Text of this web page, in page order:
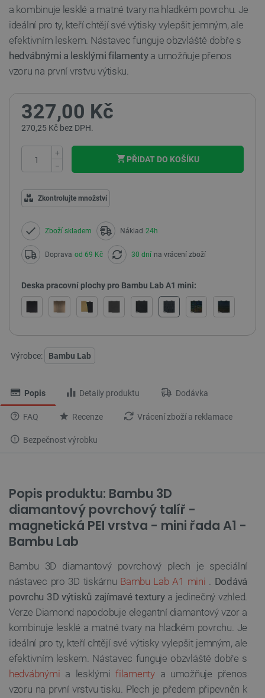
a kombinuje lesklé a matné tvary na hladkém povrchu. Je
ideální pro ty, kteří chtějí své výtisky vylepšit jemným, ale
efektivním leskem. Nástavec funguje obzvláště dobře s
hedvábnými a lesklými filamentya umožňuje přenos
vzoru na první vrstvu výtisku.
327,00 Kč
270,25 Kč bez DPH.
+
−
PŘIDAT DO KOŠÍKU
Zkontrolujte množství
Zboží skladem Náklad 24h
Doprava od 69 Kč 30 dní na vrácení zboží
Deska pracovní plochy pro Bambu Lab A1 mini:
Výrobce: Bambu Lab
Popis Detaily produktu Dodávka
FAQ Recenze Vrácení zboží a reklamace
Bezpečnost výrobku
Popis produktu: Bambu 3D
diamantový povrchový talíř -
magnetická PEI vrstva - mini řada A1 -
Bambu Lab
Bambu 3D diamantový povrchový plech je speciální
nástavec pro 3D tiskárnu Bambu Lab A1 mini . Dodává
povrchu 3D výtisků zajímavé texturya jedinečný vzhled.
Verze Diamond napodobuje elegantní diamantový vzor a
kombinuje lesklé a matné tvary na hladkém povrchu. Je
ideální pro ty, kteří chtějí své výtisky vylepšit jemným, ale
efektivním leskem. Nástavec funguje obzvláště dobře s
hedvábnými a lesklýmifilamentya umožňuje přenos
vzoru na první vrstvu tisku. Plech je předem připevněn k